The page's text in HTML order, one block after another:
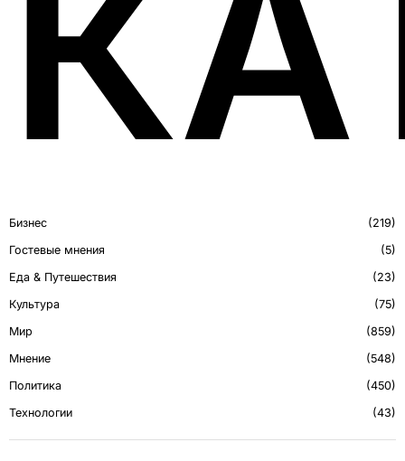
Бизнес
219
Гостевые мнения
5
Еда & Путешествия
23
Культура
75
Мир
859
Мнение
548
Политика
450
Технологии
43